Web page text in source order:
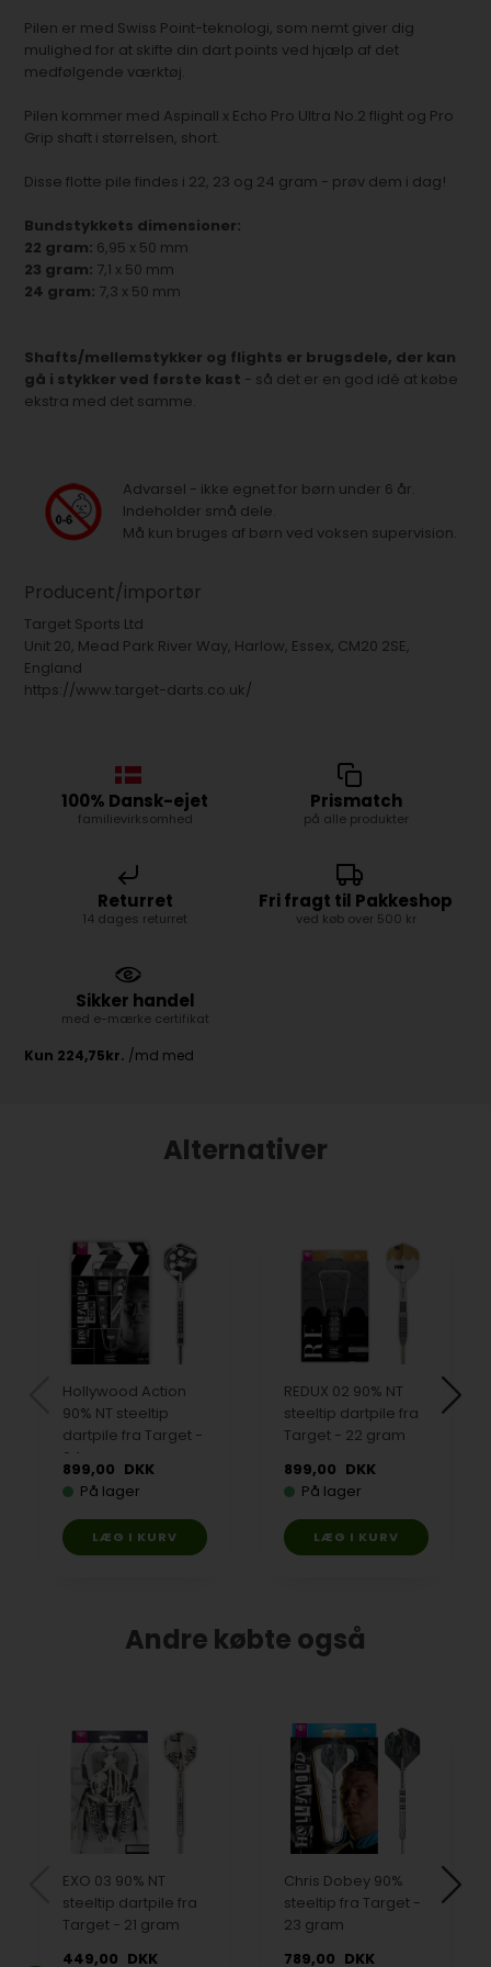
Pilen er med Swiss Point-teknologi, som nemt giver dig
mulighed for at skifte din dart points ved hjælp af det
medfølgende værktøj.
Pilen kommer med Aspinall x Echo Pro Ultra No.2 flight og Pro
Grip shaft i størrelsen, short.
Disse flotte pile findes i 22, 23 og 24 gram - prøv dem i dag!
Bundstykkets dimensioner:
22 gram: 6,95 x 50 mm
23 gram: 7,1 x 50 mm
24 gram: 7,3 x 50 mm
Shafts/mellemstykker og flights er brugsdele, der kan
gå i stykker ved første kast - så det er en god idé at købe
ekstra med det samme.
Advarsel - ikke egnet for børn under 6 år.
Indeholder små dele.
Må kun bruges af børn ved voksen supervision.
Producent/importør
Target Sports Ltd
Unit 20, Mead Park River Way, Harlow, Essex, CM20 2SE,
England
https://www.target-darts.co.uk/
100% Dansk-ejet
familievirksomhed
Prismatch
på alle produkter
Returret
14 dages returret
Fri fragt til Pakkeshop
ved køb over 500 kr
Sikker handel
med e-mærke certifikat
Alternativer
Hollywood Action
90% NT steeltip
dartpile fra Target -
24 gram
899,00 DKK
På lager
REDUX 02 90% NT
steeltip dartpile fra
Target - 22 gram
899,00 DKK
På lager
Andre købte også
EXO 03 90% NT
steeltip dartpile fra
Target - 21 gram
449,00 DKK
Chris Dobey 90%
steeltip fra Target -
23 gram
789,00 DKK